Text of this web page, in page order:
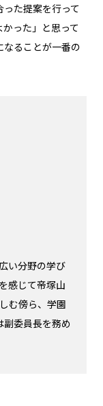
た提案を行って
った」と思って
なることが一番の
い分野の学び
感じて帝塚山
む傍ら、学園
委員長を務め